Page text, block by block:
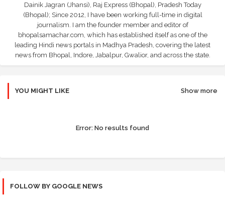
Dainik Jagran (Jhansi), Raj Express (Bhopal), Pradesh Today
(Bhopal); Since 2012, I have been working full-time in digital
journalism. I am the founder member and editor of
bhopalsamachar.com, which has established itself as one of the
leading Hindi news portals in Madhya Pradesh, covering the latest
news from Bhopal, Indore, Jabalpur, Gwalior, and across the state.
YOU MIGHT LIKE Show more
Error: No results found
FOLLOW BY GOOGLE NEWS